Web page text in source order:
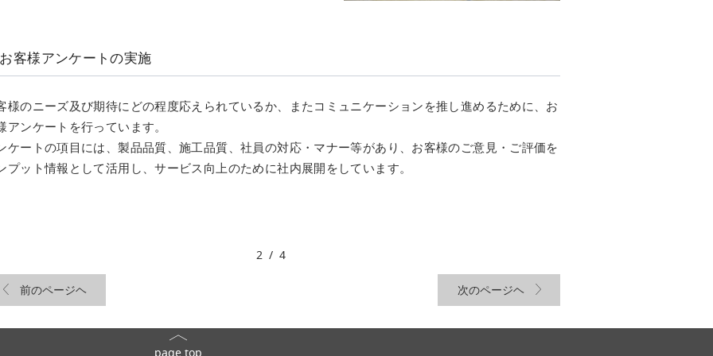
お客様アンケートの実施
様のニーズ及び期待にどの程度応えられているか、またコミュニケーションを推し進めるために、お
アンケートを行っています。
ケートの項目には、製品品質、施工品質、社員の対応・マナー等があり、お客様のご意見・ご評価を
プット情報として活用し、サービス向上のために社内展開をしています。
2 / 4
前のページヘ 次のページヘ
page top